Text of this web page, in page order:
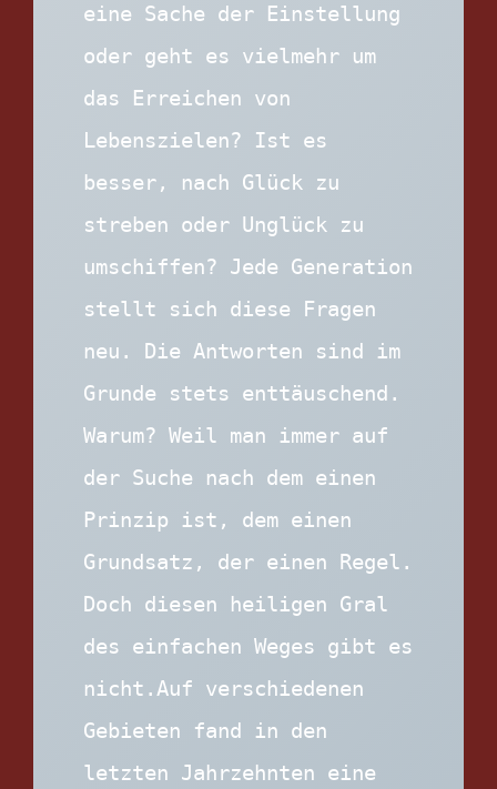
eine Sache der Einstellung
oder geht es vielmehr um
das Erreichen von
Lebenszielen? Ist es
besser, nach Glück zu
streben oder Unglück zu
umschiffen? Jede Generation
stellt sich diese Fragen
neu. Die Antworten sind im
Grunde stets enttäuschend.
Warum? Weil man immer auf
der Suche nach dem einen
Prinzip ist, dem einen
Grundsatz, der einen Regel.
Doch diesen heiligen Gral
des einfachen Weges gibt es
nicht.Auf verschiedenen
Gebieten fand in den
letzten Jahrzehnten eine